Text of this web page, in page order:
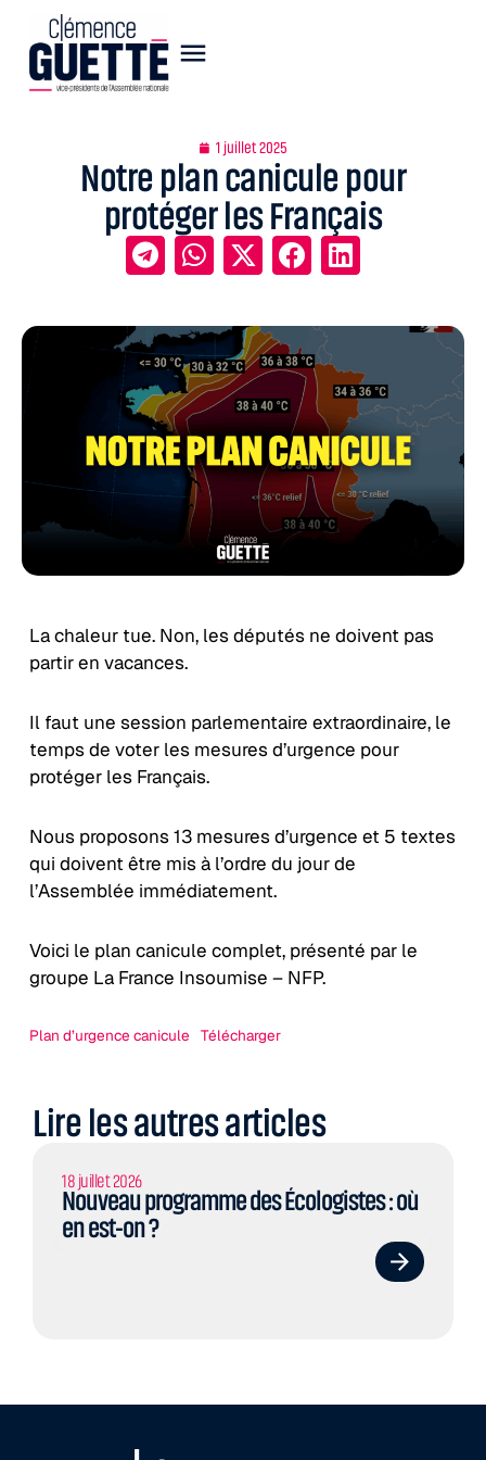
1 juillet 2025
Notre plan canicule pour
protéger les Français
La chaleur tue. Non, les députés ne doivent pas
partir en vacances.
Il faut une session parlementaire extraordinaire, le
temps de voter les mesures d’urgence pour
protéger les Français.
Nous proposons 13 mesures d’urgence et 5 textes
qui doivent être mis à l’ordre du jour de
l’Assemblée immédiatement.
Voici le plan canicule complet, présenté par le
groupe La France Insoumise – NFP.
Plan d’urgence canicule Télécharger
Lire les autres articles
18 juillet 2026
Nouveau programme des Écologistes : où
en est-on ?